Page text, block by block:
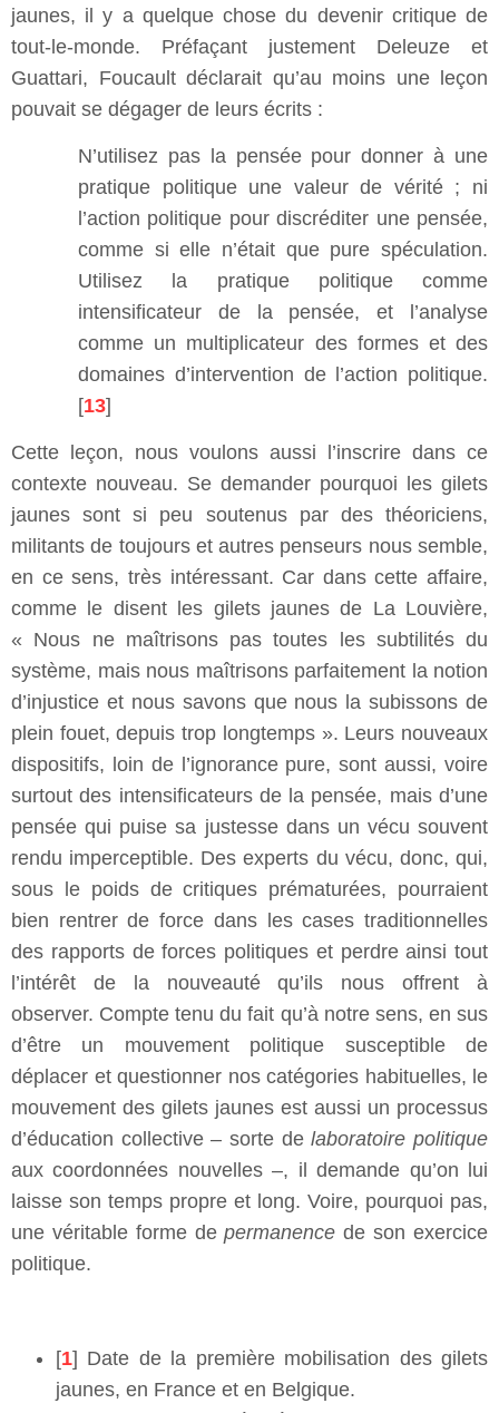
jaunes, il y a quelque chose du devenir critique de
tout-le-monde. Préfaçant justement Deleuze et
Guattari, Foucault déclarait qu’au moins une leçon
pouvait se dégager de leurs écrits :
N’utilisez pas la pensée pour donner à une
pratique politique une valeur de vérité ; ni
l’action politique pour discréditer une pensée,
comme si elle n’était que pure spéculation.
Utilisez la pratique politique comme
intensificateur de la pensée, et l’analyse
comme un multiplicateur des formes et des
domaines d’intervention de l’action politique.
[13]
Cette leçon, nous voulons aussi l’inscrire dans ce
contexte nouveau. Se demander pourquoi les gilets
jaunes sont si peu soutenus par des théoriciens,
militants de toujours et autres penseurs nous semble,
en ce sens, très intéressant. Car dans cette affaire,
comme le disent les gilets jaunes de La Louvière,
« Nous ne maîtrisons pas toutes les subtilités du
système, mais nous maîtrisons parfaitement la notion
d’injustice et nous savons que nous la subissons de
plein fouet, depuis trop longtemps ». Leurs nouveaux
dispositifs, loin de l’ignorance pure, sont aussi, voire
surtout des intensificateurs de la pensée, mais d’une
pensée qui puise sa justesse dans un vécu souvent
rendu imperceptible. Des experts du vécu, donc, qui,
sous le poids de critiques prématurées, pourraient
bien rentrer de force dans les cases traditionnelles
des rapports de forces politiques et perdre ainsi tout
l’intérêt de la nouveauté qu’ils nous offrent à
observer. Compte tenu du fait qu’à notre sens, en sus
d’être un mouvement politique susceptible de
déplacer et questionner nos catégories habituelles, le
mouvement des gilets jaunes est aussi un processus
d’éducation collective – sorte delaboratoire politique
aux coordonnées nouvelles ­–, il demande qu’on lui
laisse son temps propre et long. Voire, pourquoi pas,
une véritable forme depermanence de son exercice
politique.
[1] Date de la première mobilisation des gilets
jaunes, en France et en Belgique.